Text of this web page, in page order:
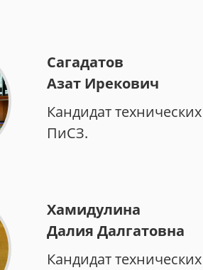
Сагадатов
Азат Ирекович
Кандидат
ПиСЗ.
Хамидулина
Далия Далгатовна
Кандидат